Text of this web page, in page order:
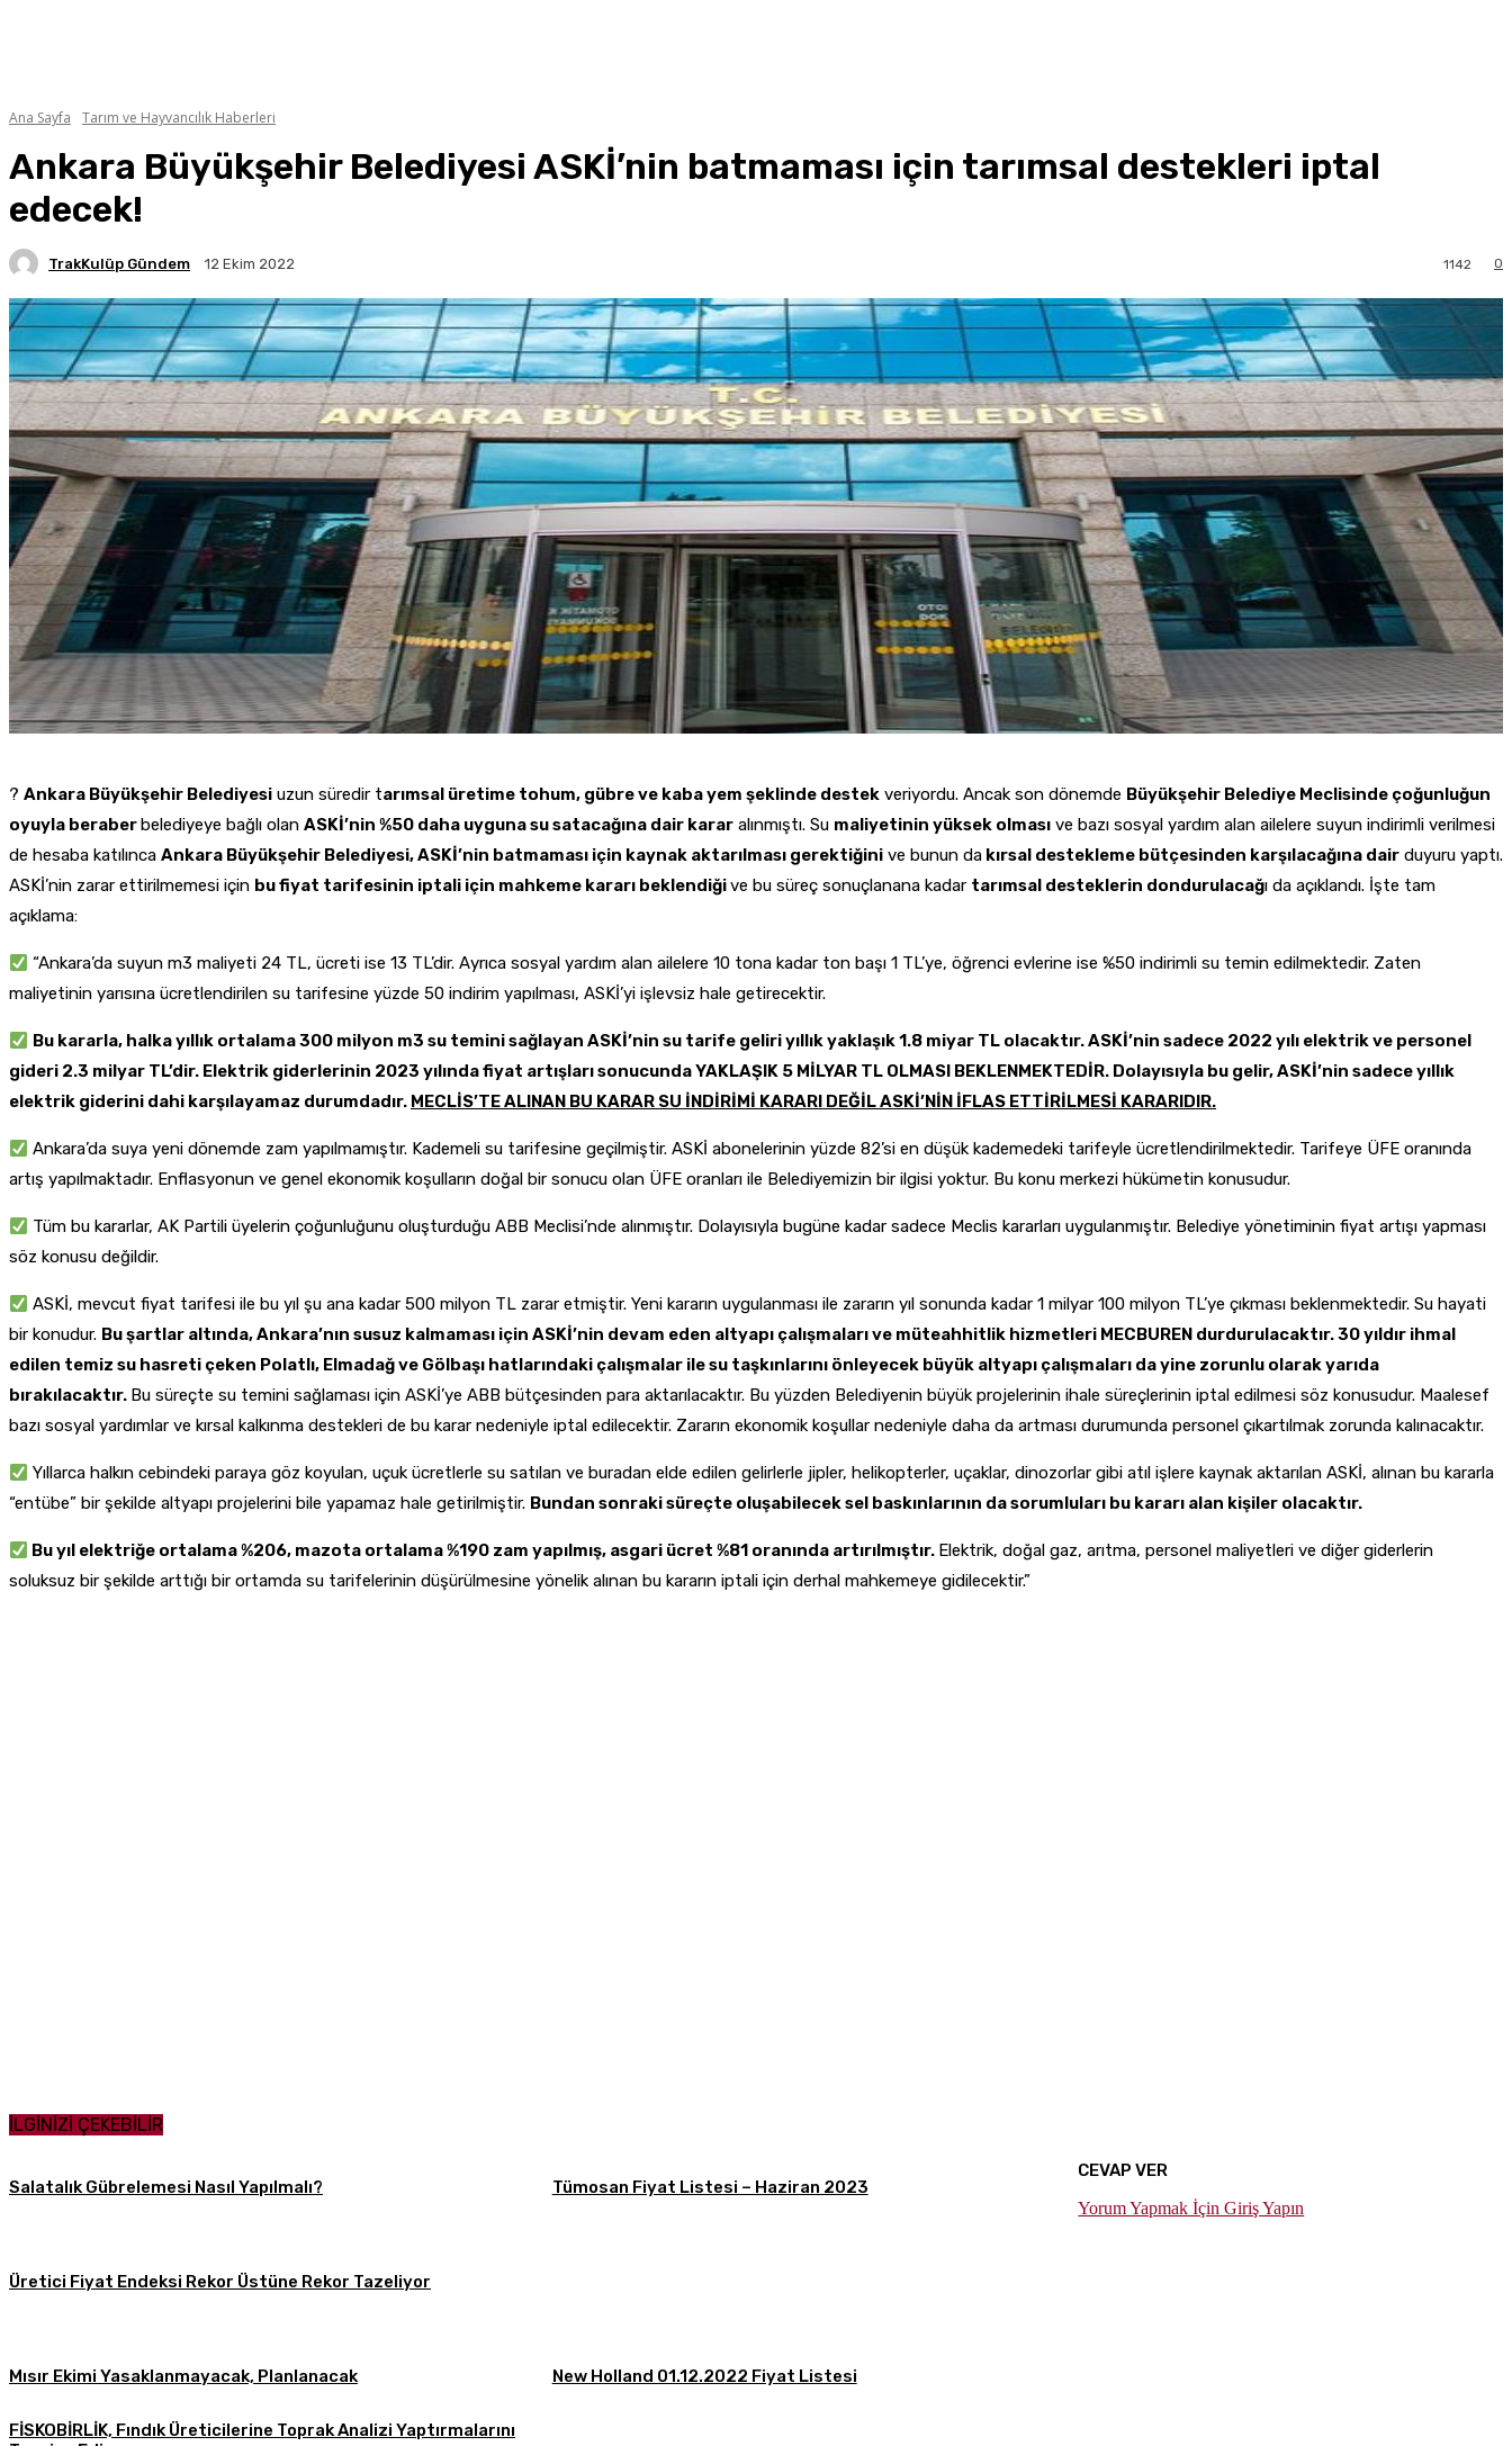
Ana Sayfa Tarım ve Hayvancılık Haberleri
Ankara Büyükşehir Belediyesi ASKİ’nin batmaması için tarımsal destekleri iptal
edecek!
TrakKulüp Gündem 12 Ekim 2022 0
1142
? Ankara Büyükşehir Belediyesi uzun süredir tarımsal üretime tohum, gübre ve kaba yem şeklinde destek veriyordu. Ancak son dönemde Büyükşehir Belediye Meclisinde çoğunluğun
oyuyla beraber belediyeye bağlı olan ASKİ’nin %50 daha uyguna su satacağına dair karar alınmıştı. Su maliyetinin yüksek olması ve bazı sosyal yardım alan ailelere suyun indirimli verilmesi
de hesaba katılınca Ankara Büyükşehir Belediyesi, ASKİ’nin batmaması için kaynak aktarılması gerektiğini ve bunun da kırsal destekleme bütçesinden karşılacağına dair duyuru yaptı.
ASKİ’nin zarar ettirilmemesi için bu fiyat tarifesinin iptali için mahkeme kararı beklendiğive bu süreç sonuçlanana kadar tarımsal desteklerin dondurulacağı da açıklandı. İşte tam
açıklama:
“Ankara’da suyun m3 maliyeti 24 TL, ücreti ise 13 TL’dir. Ayrıca sosyal yardım alan ailelere 10 tona kadar ton başı 1 TL’ye, öğrenci evlerine ise %50 indirimli su temin edilmektedir. Zaten
maliyetinin yarısına ücretlendirilen su tarifesine yüzde 50 indirim yapılması, ASKİ’yi işlevsiz hale getirecektir.
Bu kararla, halka yıllık ortalama 300 milyon m3 su temini sağlayan ASKİ’nin su tarife geliri yıllık yaklaşık 1.8 miyar TL olacaktır. ASKİ’nin sadece 2022 yılı elektrik ve personel
gideri 2.3 milyar TL’dir. Elektrik giderlerinin 2023 yılında fiyat artışları sonucunda YAKLAŞIK 5 MİLYAR TL OLMASI BEKLENMEKTEDİR. Dolayısıyla bu gelir, ASKİ’nin sadece yıllık
elektrik giderini dahi karşılayamaz durumdadır. MECLİS’TE ALINAN BU KARAR SU İNDİRİMİ KARARI DEĞİL ASKİ’NİN İFLAS ETTİRİLMESİ KARARIDIR.
Ankara’da suya yeni dönemde zam yapılmamıştır. Kademeli su tarifesine geçilmiştir. ASKİ abonelerinin yüzde 82’si en düşük kademedeki tarifeyle ücretlendirilmektedir. Tarifeye ÜFE oranında
artış yapılmaktadır. Enflasyonun ve genel ekonomik koşulların doğal bir sonucu olan ÜFE oranları ile Belediyemizin bir ilgisi yoktur. Bu konu merkezi hükümetin konusudur.
Tüm bu kararlar, AK Partili üyelerin çoğunluğunu oluşturduğu ABB Meclisi’nde alınmıştır. Dolayısıyla bugüne kadar sadece Meclis kararları uygulanmıştır. Belediye yönetiminin fiyat artışı yapması
söz konusu değildir.
ASKİ, mevcut fiyat tarifesi ile bu yıl şu ana kadar 500 milyon TL zarar etmiştir. Yeni kararın uygulanması ile zararın yıl sonunda kadar 1 milyar 100 milyon TL’ye çıkması beklenmektedir. Su hayati
bir konudur. Bu şartlar altında, Ankara’nın susuz kalmaması için ASKİ’nin devam eden altyapı çalışmaları ve müteahhitlik hizmetleri MECBUREN durdurulacaktır. 30 yıldır ihmal
edilen temiz su hasreti çeken Polatlı, Elmadağ ve Gölbaşı hatlarındaki çalışmalar ile su taşkınlarını önleyecek büyük altyapı çalışmaları da yine zorunlu olarak yarıda
bırakılacaktır. Bu süreçte su temini sağlaması için ASKİ’ye ABB bütçesinden para aktarılacaktır. Bu yüzden Belediyenin büyük projelerinin ihale süreçlerinin iptal edilmesi söz konusudur. Maalesef
bazı sosyal yardımlar ve kırsal kalkınma destekleri de bu karar nedeniyle iptal edilecektir. Zararın ekonomik koşullar nedeniyle daha da artması durumunda personel çıkartılmak zorunda kalınacaktır.
Yıllarca halkın cebindeki paraya göz koyulan, uçuk ücretlerle su satılan ve buradan elde edilen gelirlerle jipler, helikopterler, uçaklar, dinozorlar gibi atıl işlere kaynak aktarılan ASKİ, alınan bu kararla
“entübe” bir şekilde altyapı projelerini bile yapamaz hale getirilmiştir. Bundan sonraki süreçte oluşabilecek sel baskınlarının da sorumluları bu kararı alan kişiler olacaktır.
Bu yıl elektriğe ortalama %206, mazota ortalama %190 zam yapılmış, asgari ücret %81 oranında artırılmıştır. Elektrik, doğal gaz, arıtma, personel maliyetleri ve diğer giderlerin
soluksuz bir şekilde arttığı bir ortamda su tarifelerinin düşürülmesine yönelik alınan bu kararın iptali için derhal mahkemeye gidilecektir.”
İLGİNİZİ ÇEKEBİLİR
Salatalık Gübrelemesi Nasıl Yapılmalı? Tümosan Fiyat Listesi – Haziran 2023
Üretici Fiyat Endeksi Rekor Üstüne Rekor Tazeliyor
Mısır Ekimi Yasaklanmayacak, Planlanacak New Holland 01.12.2022 Fiyat Listesi
FİSKOBİRLİK, Fındık Üreticilerine Toprak Analizi Yaptırmalarını
CEVAP VER
Yorum Yapmak İçin Giriş Yapın